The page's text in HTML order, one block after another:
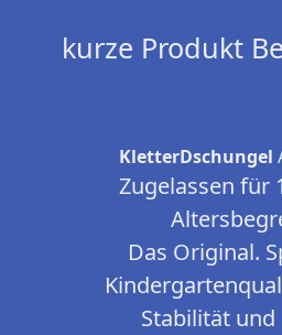
kurze Produkt
KletterDschungel
Zugelassen für
Das Original.
Stabilität und